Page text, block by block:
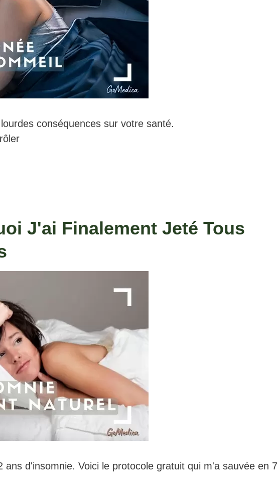
conséquences sur votre santé.
J'ai Finalement Jeté Tous
d'insomnie. Voici le protocole gratuit qui m'a sauvée en 7